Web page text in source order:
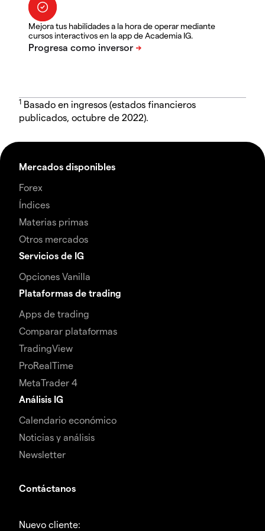
Mejora tus habilidades a la hora de operar mediante
cursos interactivos en la app de Academia IG.
1 Basado en ingresos (estados financieros
publicados, octubre de 2022).
Mercados disponibles
Forex
Índices
Materias primas
Otros mercados
Servicios de IG
Opciones Vanilla
Plataformas de trading
Apps de trading
Comparar plataformas
TradingView
ProRealTime
MetaTrader 4
Análisis IG
Calendario económico
Noticias y análisis
Newsletter
Contáctanos
Nuevo cliente: